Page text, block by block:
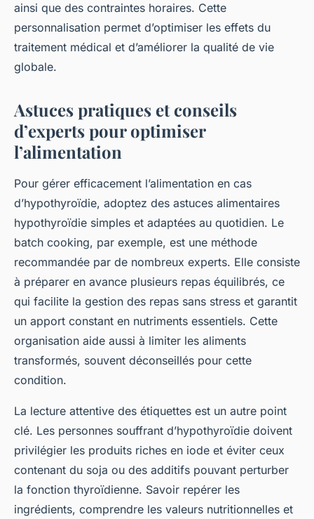
ainsi que des contraintes horaires. Cette
personnalisation permet d’optimiser les effets du
traitement médical et d’améliorer la qualité de vie
globale.
Astuces pratiques et conseils
d’experts pour optimiser
l’alimentation
Pour gérer efficacement l’alimentation en cas
d’hypothyroïdie, adoptez des astuces alimentaires
hypothyroïdie simples et adaptées au quotidien. Le
batch cooking, par exemple, est une méthode
recommandée par de nombreux experts. Elle consiste
à préparer en avance plusieurs repas équilibrés, ce
qui facilite la gestion des repas sans stress et garantit
un apport constant en nutriments essentiels. Cette
organisation aide aussi à limiter les aliments
transformés, souvent déconseillés pour cette
condition.
La lecture attentive des étiquettes est un autre point
clé. Les personnes souffrant d’hypothyroïdie doivent
privilégier les produits riches en iode et éviter ceux
contenant du soja ou des additifs pouvant perturber
la fonction thyroïdienne. Savoir repérer les
ingrédients, comprendre les valeurs nutritionnelles et